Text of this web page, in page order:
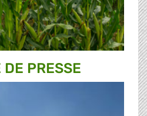
PRESSE